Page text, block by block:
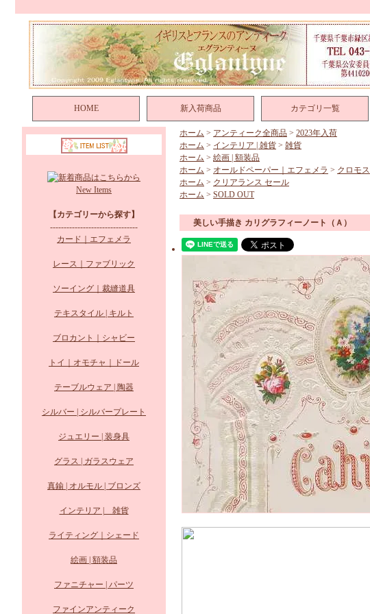
HOME 新入荷商品 カテゴリ一覧
New Items
【カテゴリーから探す】
--------------------------------
カード｜エフェメラ
レース｜ファブリック
ソーイング｜裁縫道具
テキスタイル | キルト
ブロカント｜シャビー
トイ｜オモチャ｜ドール
テーブルウェア | 陶器
シルバー | シルバープレート
ジュエリー | 装身具
グラス | ガラスウェア
真鍮 | オルモル | ブロンズ
インテリア | 雑貨
ライティング｜シェード
絵画 | 額装品
ファニチャー | パーツ
ファインアンティーク
ホーム > アンティーク全商品 > 2023年入荷
ホーム > インテリア | 雑貨 > 雑貨
ホーム > 絵画 | 額装品
ホーム > オールドペーパー｜エフェメラ > クロモス
ホーム > クリアランス セール
ホーム > SOLD OUT
美しい手描き カリグラフィーノート（Ａ）